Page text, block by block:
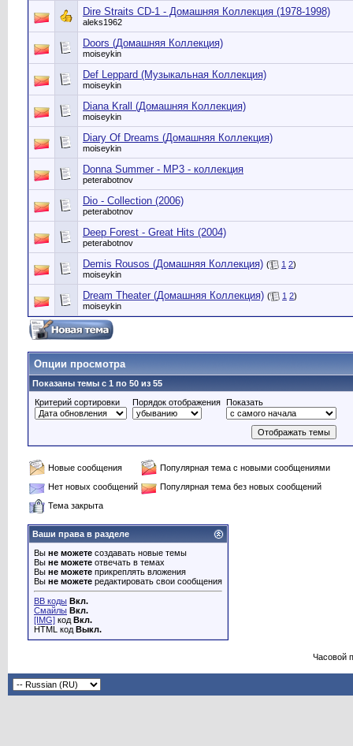
Dire Straits CD-1 - Домашняя Коллекция (1978-1998)
aleks1962
Doors (Домашняя Коллекция)
moiseykin
Def Leppard (Музыкальная Коллекция)
moiseykin
Diana Krall (Домашняя Коллекция)
moiseykin
Diary Of Dreams (Домашняя Коллекция)
moiseykin
Donna Summer - MP3 - коллекция
peterabotnov
Dio - Collection (2006)
peterabotnov
Deep Forest - Great Hits (2004)
peterabotnov
Demis Rousos (Домашняя Коллекция) ( 1 2)
moiseykin
Dream Theater (Домашняя Коллекция) ( 1 2)
moiseykin
Опции просмотра
Показаны темы с 1 по 50 из 55
Критерий сортировки
Порядок отображения Показать
Новые сообщения
Популярная тема с новыми сообщениями
Нет новых сообщений
Популярная тема без новых сообщений
Тема закрыта
Ваши права в разделе
Вы не можете создавать новые темы
Вы не можете отвечать в темах
Вы не можете прикреплять вложения
Вы не можете редактировать свои сообщения
BB коды Вкл.
Смайлы Вкл.
[IMG] код Вкл.
HTML код Выкл.
Часовой